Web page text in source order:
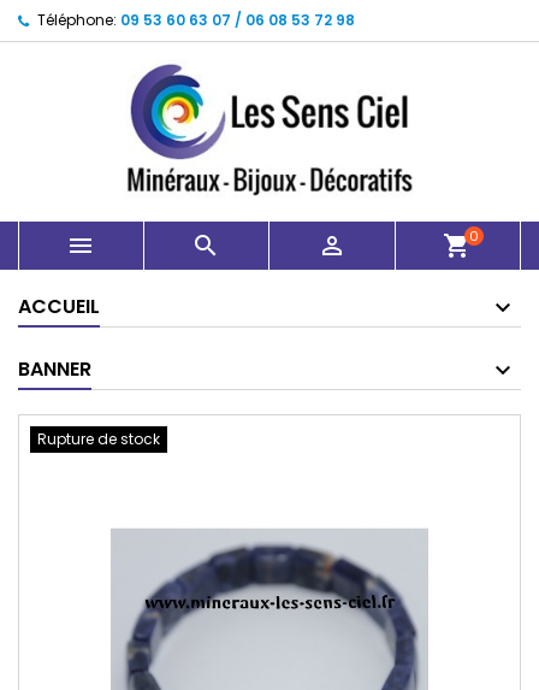
Téléphone: 09 53 60 63 07 / 06 08 53 72 98
   shopping_cart0
ACCUEIL
BANNER
Rupture de stock